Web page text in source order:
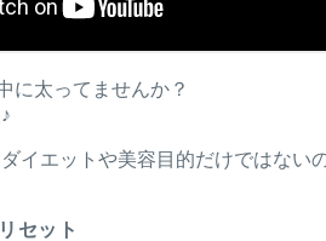
に太ってませんか？
イエットや美容目的だけではない
セット